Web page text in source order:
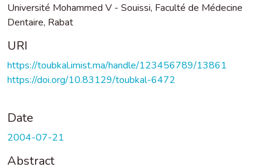
Université Mohammed V - Souissi, Faculté de Médecine
Dentaire, Rabat
URI
https://toubkal.imist.ma/handle/123456789/13861
https://doi.org/10.83129/toubkal-6472
Date
2004-07-21
Abstract